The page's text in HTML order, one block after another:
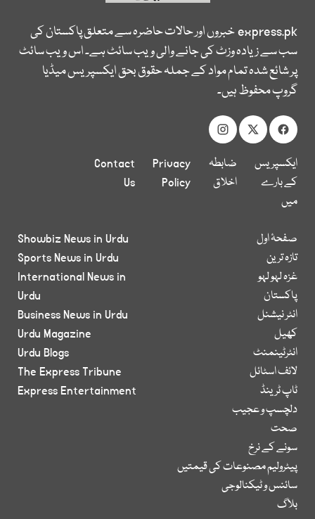
express.pkخبروں اور حالات حاضرہ سے متعلق پاکستان کی
سب سے زیادہ وزٹ کی جانے والی ویب سائٹ ہے۔ اس ویب سائٹ
پر شائع شدہ تمام مواد کے جملہ حقوق بحق ایکسپریس میڈیا
گروپ محفوظ ہیں۔
ایکسپریس
کے بارے
میں
ضابطہ
اخلاق
Privacy
Policy
Contact
Us
صفحۂ اول
تازہ ترین
غزہ لہو لہو
پاکستان
انٹر نیشنل
کھیل
انٹرٹینمنٹ
لائف اسٹائل
ٹاپ ٹرینڈ
دلچسپ و عجیب
صحت
سونے کے نرخ
پیٹرولیم مصنوعات کی قیمتیں
سائنس و ٹیکنالوجی
بلاگ
Showbiz News in Urdu
Sports News in Urdu
International News in
Urdu
Business News in Urdu
Urdu Magazine
Urdu Blogs
The Express Tribune
Express Entertainment